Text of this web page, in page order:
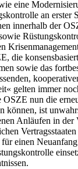
eine
an erster
innerhalb der
die
sowie das
gelten immer
OSZE nun die
können, ist
Anläufen in der
einen